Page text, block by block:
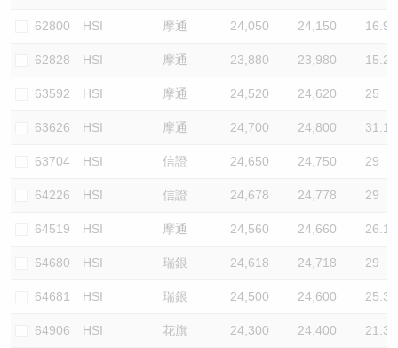
62800 HSI 摩通 24,050 24,150 16.9
62828 HSI 摩通 23,880 23,980 15.2
63592 HSI 摩通 24,520 24,620 25
63626 HSI 摩通 24,700 24,800 31.1
63704 HSI 信證 24,650 24,750 29
64226 HSI 信證 24,678 24,778 29
64519 HSI 摩通 24,560 24,660 26.1
64680 HSI 瑞銀 24,618 24,718 29
64681 HSI 瑞銀 24,500 24,600 25.3
64906 HSI 花旗 24,300 24,400 21.3